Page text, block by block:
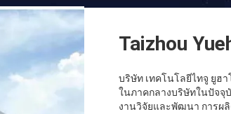
Taizhou
บริษัท เทคโนโลยีไทจู ยูฮา
ในภาคกลางบริษัทในปัจจุ
งานวิจัยและพัฒนา การผลิ